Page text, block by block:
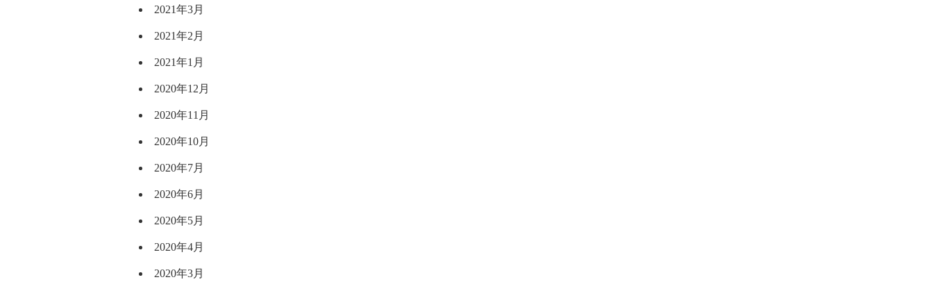
2021年3月
2021年2月
2021年1月
2020年12月
2020年11月
2020年10月
2020年7月
2020年6月
2020年5月
2020年4月
2020年3月